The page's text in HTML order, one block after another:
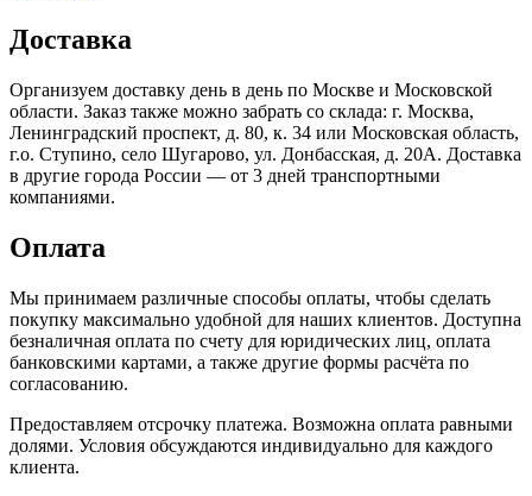
Доставка
Организуем доставку день в день по Москве и Московской
области. Заказ также можно забрать со склада: г. Москва,
Ленинградский проспект, д. 80, к. 34 или Московская область,
г.о. Ступино, село Шугарово, ул. Донбасская, д. 20А. Доставка
в другие города России — от 3 дней транспортными
компаниями.
Оплата
Мы принимаем различные способы оплаты, чтобы сделать
покупку максимально удобной для наших клиентов. Доступна
безналичная оплата по счету для юридических лиц, оплата
банковскими картами, а также другие формы расчёта по
согласованию.
Предоставляем отсрочку платежа. Возможна оплата равными
долями. Условия обсуждаются индивидуально для каждого
клиента.